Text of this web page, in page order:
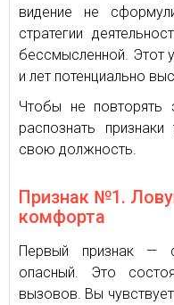
видение не
стратегии
бессмысленной. Этот
и лет потенциально
Чтобы не повторять
распознать
свою должность.
Признак №1.
комфорта
Первый признак —
опасный. Это
вызовов. Вы